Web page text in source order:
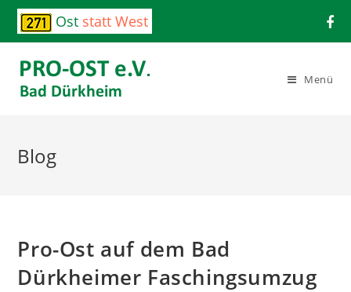
Ost statt West
Menü
Blog
Pro-Ost auf dem Bad
Dürkheimer Faschingsumzug